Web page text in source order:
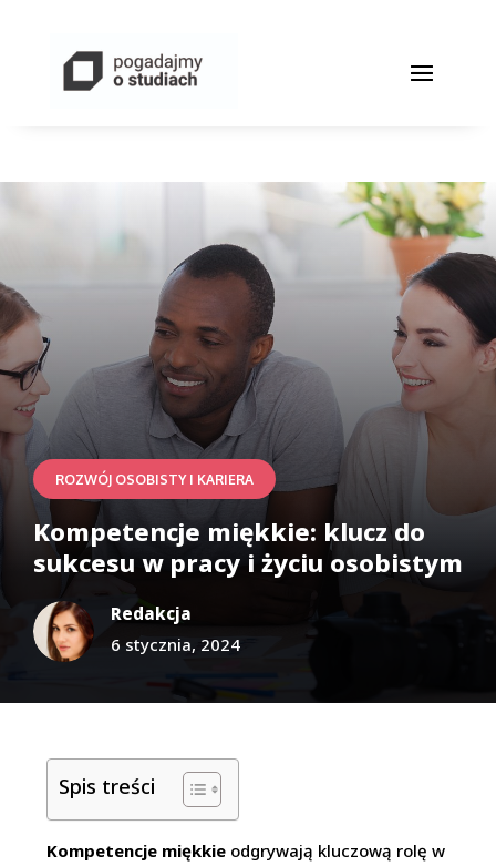
ROZWÓJ OSOBISTY I KARIERA
Kompetencje miękkie: klucz do
sukcesu w pracy i życiu osobistym
Redakcja
6 stycznia, 2024
Spis treści
Kompetencje miękkie odgrywają kluczową rolę w